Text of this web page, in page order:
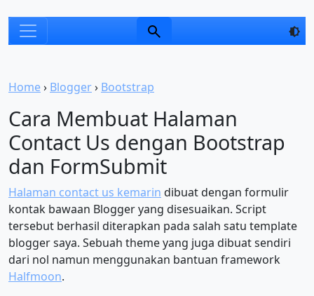
Home› Blogger› Bootstrap
Cara Membuat Halaman
Contact Us dengan Bootstrap
dan FormSubmit
Halaman contact us kemarin dibuat dengan formulir
kontak bawaan Blogger yang disesuaikan. Script
tersebut berhasil diterapkan pada salah satu template
blogger saya. Sebuah theme yang juga dibuat sendiri
dari nol namun menggunakan bantuan framework
Halfmoon.